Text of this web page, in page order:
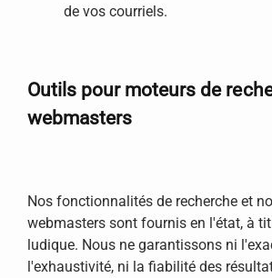
de vos courriels.
Outils pour moteurs de
webmasters
Nos fonctionnalités de recherche et
webmasters sont fournis en l'état, à
ludique. Nous ne garantissons ni
l'exhaustivité, ni la fiabilité des